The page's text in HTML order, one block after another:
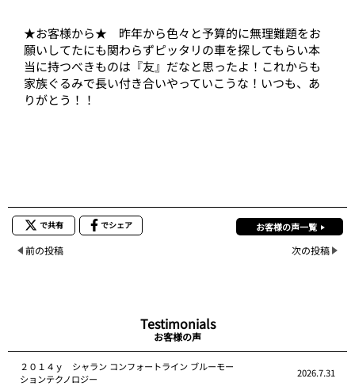
★お客様から★ 昨年から色々と予算的に無理難題をお
願いしてたにも関わらずピッタリの車を探してもらい本
当に持つべきものは『友』だなと思ったよ！これからも
家族ぐるみで長い付き合いやっていこうな！いつも、あ
りがとう！！
で共有 でシェア お客様の声一覧
前の投稿 次の投稿
Testimonials
お客様の声
２０１４ｙ シャラン コンフォートライン ブルーモー
ションテクノロジー
2026.7.31